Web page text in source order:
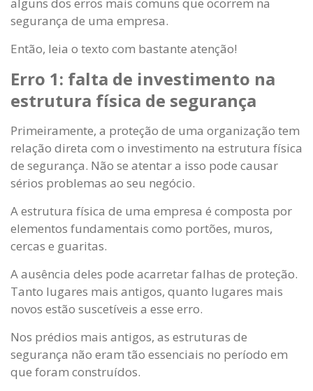
segurança de uma empresa.
Então, leia o texto com bastante atenção!
Erro 1: falta de investimento na
estrutura física de segurança
Primeiramente, a proteção de uma organização tem
relação direta com o investimento na estrutura física
de segurança. Não se atentar a isso pode causar
sérios problemas ao seu negócio.
A estrutura física de uma empresa é composta por
elementos fundamentais como portões, muros,
cercas e guaritas.
A ausência deles pode acarretar falhas de proteção.
Tanto lugares mais antigos, quanto lugares mais
novos estão suscetíveis a esse erro.
Nos prédios mais antigos, as estruturas de
segurança não eram tão essenciais no período em
que foram construídos.